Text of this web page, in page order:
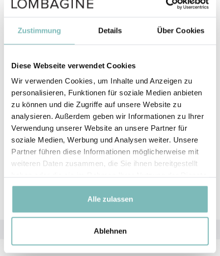
Zustimmung Details Über Cookies
Diese Webseite verwendet Cookies
Wir verwenden Cookies, um Inhalte und Anzeigen zu
personalisieren, Funktionen für soziale Medien anbieten
zu können und die Zugriffe auf unsere Website zu
analysieren. Außerdem geben wir Informationen zu Ihrer
Verwendung unserer Website an unsere Partner für
soziale Medien, Werbung und Analysen weiter. Unsere
Partner führen diese Informationen möglicherweise mit
weiteren Daten zusammen, die Sie ihnen bereitgestellt
gesammelt haben.
Alle zulassen
Ablehnen
Damit die Sticker optimal haften, sollte die Oberfläche
der Duschgelflasche sauber und trocken sein.
Aus der pinken Auswahl an fröhlichen Motiven
Trägerpapier lösen und an der gewünschten Stelle
platzieren.
Ein sanftes Andrücken sorgt für eine gute Verbindung
mit der Oberfläche – und schon ist die Flasche
individuell gestaltet!
Ob ein einzelnes Motiv oder eine fröhliche Mischung
– die Sticker lassen sich nach Belieben kombinieren
und machen jedes Duschgel zu einem einzigartigen